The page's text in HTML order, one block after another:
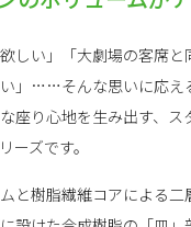
しい」「大劇場の客席と
」……そんな思いに応え
座り心地を生み出す、ス
ーズです。
と樹脂繊維コアによる二